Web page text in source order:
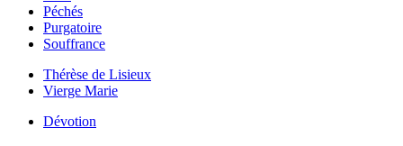
Péchés
Purgatoire
Souffrance
Thérèse de Lisieux
Vierge Marie
Dévotion